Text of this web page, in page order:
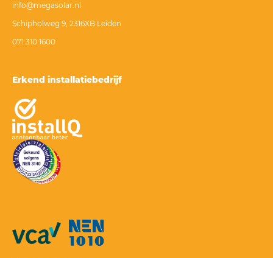
info@megasolar.nl
Schipholweg 9, 2316XB Leiden
071 310 1600
Erkend installatiebedrijf